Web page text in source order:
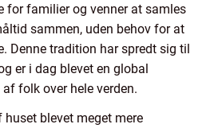
for familier og venner at samles
sammen, uden behov for at
Denne tradition har spredt sig til
er i dag blevet en global
folk over hele verden.
huset blevet meget mere